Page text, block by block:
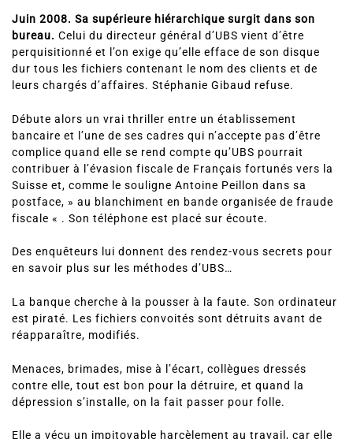
Juin 2008. Sa supérieure hiérarchique surgit dans son
bureau. Celui du directeur général d’UBS vient d’être
perquisitionné et l’on exige qu’elle efface de son disque
dur tous les fichiers contenant le nom des clients et de
leurs chargés d’affaires. Stéphanie Gibaud refuse.
Débute alors un vrai thriller entre un établissement
bancaire et l’une de ses cadres qui n’accepte pas d’être
complice quand elle se rend compte qu’UBS pourrait
contribuer à l’évasion fiscale de Français fortunés vers la
Suisse et, comme le souligne Antoine Peillon dans sa
postface, » au blanchiment en bande organisée de fraude
fiscale « . Son téléphone est placé sur écoute.
Des enquêteurs lui donnent des rendez-vous secrets pour
en savoir plus sur les méthodes d’UBS…
La banque cherche à la pousser à la faute. Son ordinateur
est piraté. Les fichiers convoités sont détruits avant de
réapparaître, modifiés.
Menaces, brimades, mise à l’écart, collègues dressés
contre elle, tout est bon pour la détruire, et quand la
dépression s’installe, on la fait passer pour folle.
Elle a vécu un impitoyable harcèlement au travail, car elle